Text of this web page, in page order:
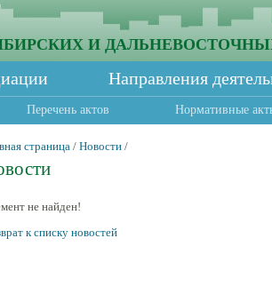
И
Направления
Перечень актов Нормативные
страница / Новости /
не найден!
к списку новостей